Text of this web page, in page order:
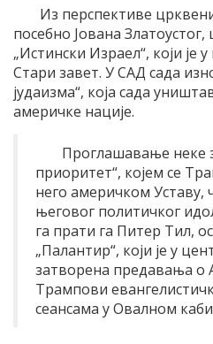
Из перспективе
посебно Јована Златоустог,
„Истински Израел“, који је
Стари завет. У САД сада
јудаизма“, која сада
америчке нације.
Проглашавање неке
приоритет“, којем се
него америчком Уставу,
његовог политичког
га прати га Питер Тил,
„Палантир“, који је у
затворена предавања о
Трампови
сеансама у Овалном